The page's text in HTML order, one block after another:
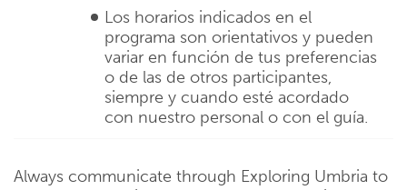
Los horarios indicados en el
programa son orientativos y pueden
variar en función de tus preferencias
o de las de otros participantes,
siempre y cuando esté acordado
con nuestro personal o con el guía.
Always communicate through Exploring Umbria to